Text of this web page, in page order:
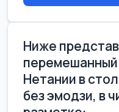
Ниже
перемешанный
Нетании в
без эмодзи, в